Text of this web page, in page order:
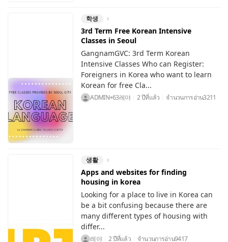
학생
3rd Term Free Korean Intensive
Classes in Seoul
GangnamGVC: 3rd Term Korean
Intensive Classes Who can Register:
Foreigners in Korea who want to learn
Korean for free Cla...
ADMIN+63레야 2 ปีที่แล้ว จำนวนการอ่าน3211
생활
Apps and websites for finding
housing in korea
Looking for a place to live in Korea can
be a bit confusing because there are
many different types of housing with
differ...
레야 2 ปีที่แล้ว จำนวนการอ่าน9417